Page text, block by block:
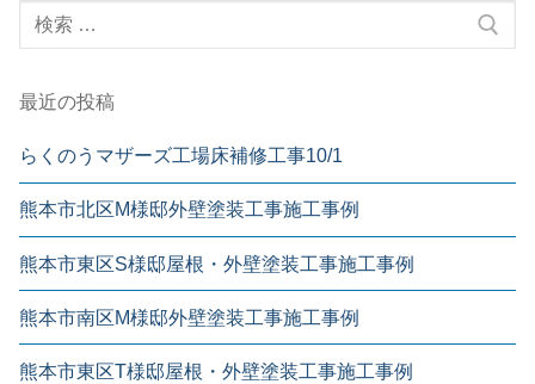
最近の投稿
らくのうマザーズ工場床補修工事10/1
熊本市北区M様邸外壁塗装工事施工事例
熊本市東区S様邸屋根・外壁塗装工事施工事例
熊本市南区M様邸外壁塗装工事施工事例
熊本市東区T様邸屋根・外壁塗装工事施工事例